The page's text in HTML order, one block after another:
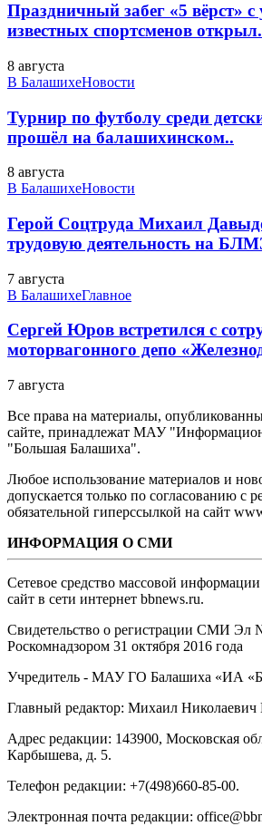
Праздничный забег «5 вёрст» с
известных спортсменов
8 августа
В БалашихеНовости
Турнир по футболу среди
прошёл на балашихинском..
8 августа
В БалашихеНовости
Герой Соцтруда Михаил
трудовую деятельность на
7 августа
В БалашихеГлавное
Сергей Юров встретился с
моторвагонного депо
7 августа
Все права на материалы,
сайте, принадлежат МАУ
"Большая Балашиха".
Любое использование материалов и
допускается только по согласованию с
обязательной гиперссылкой на сайт
ИНФОРМАЦИЯ О СМИ
Сетевое средство массовой
сайт в сети интернет bbnews.ru.
Свидетельство о регистрации СМИ
Роскомнадзором 31 октября 2016 года
Учредитель - МАУ ГО Балашиха «ИА
Главный редактор: Михаил Николаевич
Адрес редакции: 143900, Московская
Карбышева, д. 5.
Телефон редакции: +7(498)660-85-00.
Электронная почта редакции: